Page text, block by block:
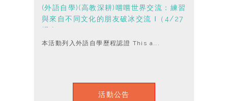
(外語自學)(高教深耕)嚐嚐世界交流：練習
與來自不同文化的朋友破冰交流 Ⅰ（4/27
場次）
本活動列入外語自學歷程認證 This a...
活動公告